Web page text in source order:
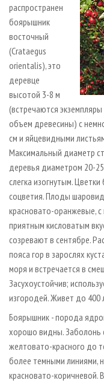
распространен
боярышник
восточный
(Crataegus
orientalis), это
деревце
высотой 3-8 м
(встречаются
объем древесины) с
см и яйцевидными
Максимальный диаметр
деревья диаметром 20-
слегка изогнутым.
соцветия. Плоды
красновато-­оранжевые,
приятным кисловатым
созревают в сентябре.
пояса гор в зарослях
моря и встречается в
Засухоустойчив;
изгородей. Живет до 400
Боярышник - порода
хорошо видны. Заболонь
желтовато-красного до
более темными линиями,
красновато-­коричневой.